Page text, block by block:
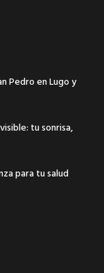
Pedro en Lugo y
tu sonrisa,
para tu salud